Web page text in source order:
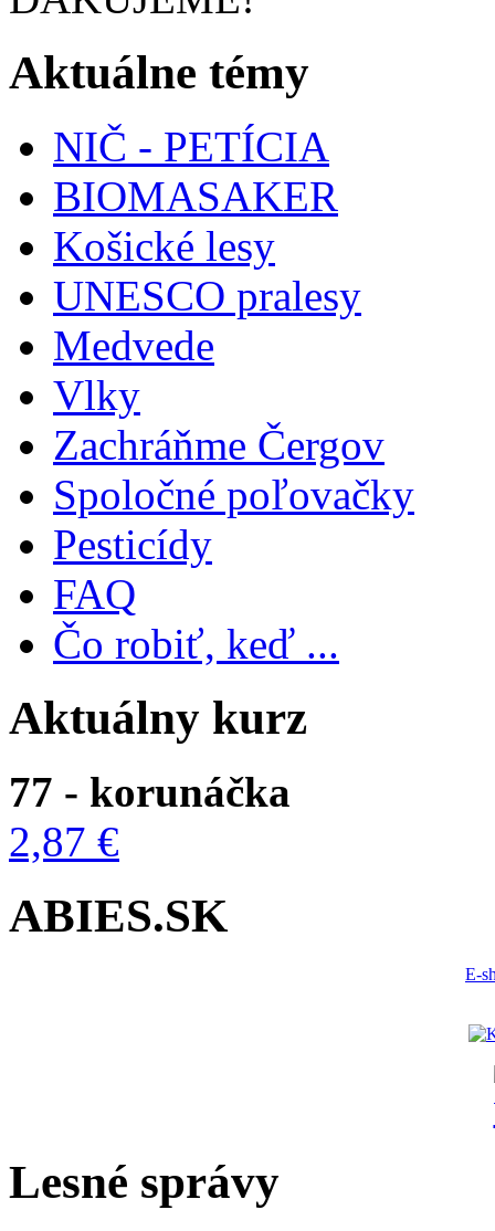
Aktuálne témy
NIČ - PETÍCIA
BIOMASAKER
Košické lesy
UNESCO pralesy
Medvede
Vlky
Zachráňme Čergov
Spoločné poľovačky
Pesticídy
FAQ
Čo robiť, keď ...
Aktuálny kurz
77 - korunáčka
2,87 €
ABIES.SK
E-
Lesné správy